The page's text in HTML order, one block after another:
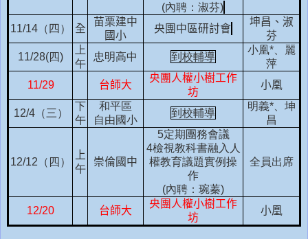
(內聘：淑芬)
11/14 （ 四 ） 全
苗栗建中
國小
央團中區研討會
坤昌、 淑
芬
11/28(四)
上
午
忠明高中 到校輔導
小凰*、麗
萍
11/29
台師大
央團人權小樹工作
坊
小凰
12/4（三）
下
午
和平區
自由國小
到校輔導
明義*、坤
昌
12/12 （四）
上
午
崇倫國中
5定期團務會議
4檢視教科書融入人
權教育議題實例操
作
(內聘：琬蓁)
全員出席
12/20 台師大
央團人權小樹工作
坊
小凰